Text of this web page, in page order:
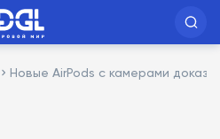
Новые AirPods с камерами